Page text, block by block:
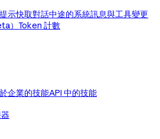
提示快取對話中途的系統訊息與工具變更
） Token 計數
企業的技能API 中的技能